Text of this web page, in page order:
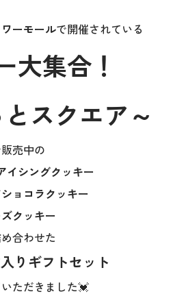
ーモールで開催されている
大集合！
スクエア～
売中の
イシングクッキー
ョコラクッキー
クッキー
合わせた
りギフトセット
ただきました💓